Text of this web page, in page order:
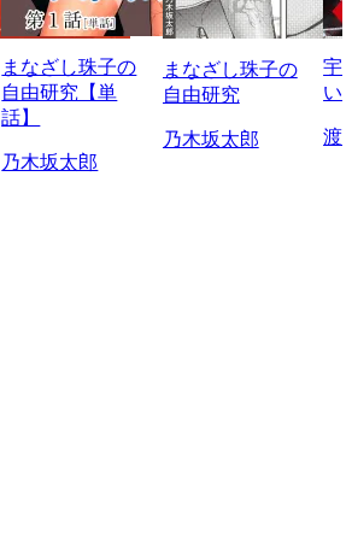
まなざし珠子の
自由研究【単
話】
乃木坂太郎
まなざし珠子の
自由研究
乃木坂太郎
宇
い
渡